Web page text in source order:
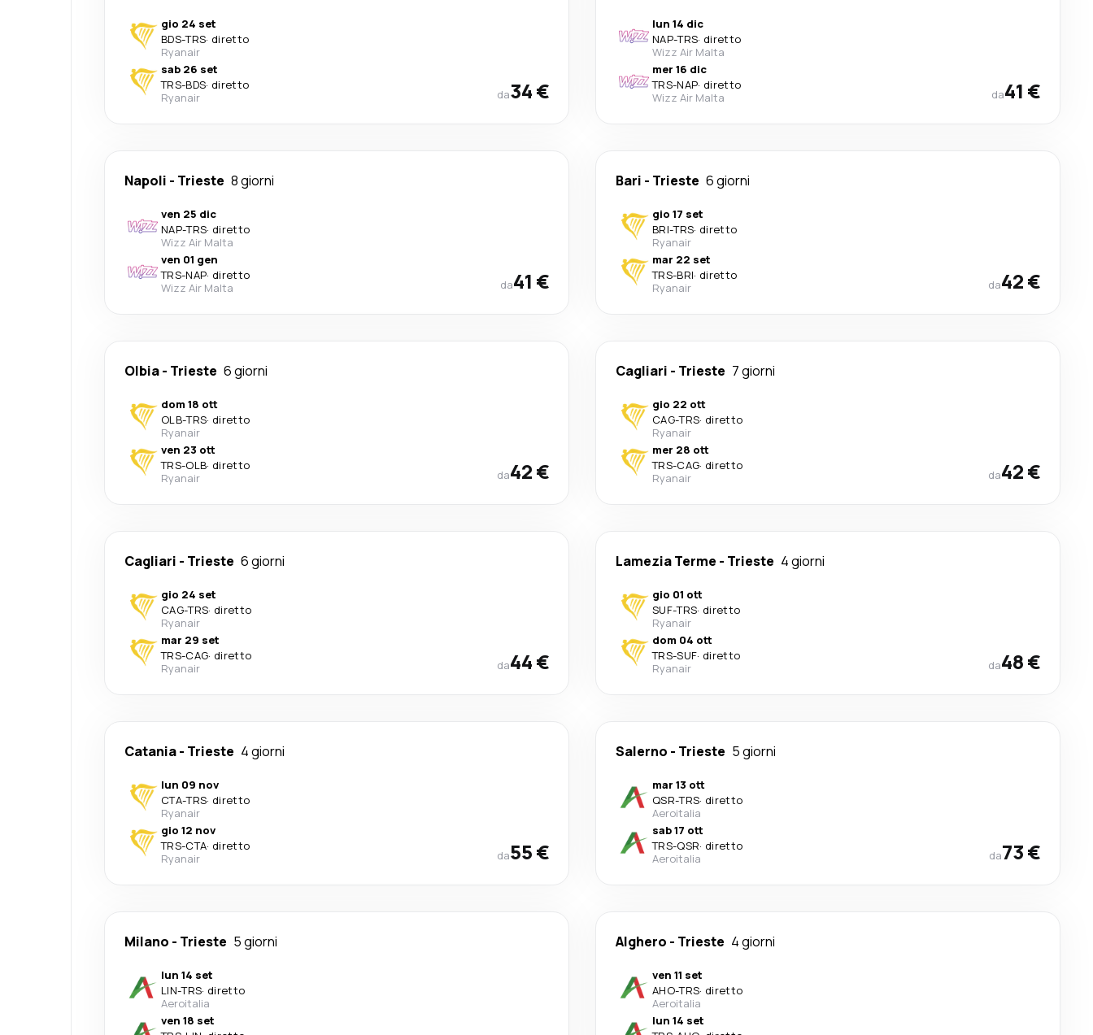
gio 24 set
BDS-TRS· diretto
Ryanair
sab 26 set
TRS-BDS· diretto
Ryanair
da34 €
lun 14 dic
NAP-TRS· diretto
Wizz Air Malta
mer 16 dic
TRS-NAP· diretto
Wizz Air Malta
da41 €
Napoli - Trieste 8 giorni
ven 25 dic
NAP-TRS· diretto
Wizz Air Malta
ven 01 gen
TRS-NAP· diretto
Wizz Air Malta
da41 €
Bari - Trieste 6 giorni
gio 17 set
BRI-TRS· diretto
Ryanair
mar 22 set
TRS-BRI· diretto
Ryanair
da42 €
Olbia- Trieste 6 giorni
dom 18 ott
OLB-TRS· diretto
Ryanair
ven 23 ott
TRS-OLB· diretto
Ryanair
da42 €
Cagliari - Trieste 7 giorni
gio 22 ott
CAG-TRS· diretto
Ryanair
mer 28 ott
TRS-CAG· diretto
Ryanair
da42 €
Cagliari - Trieste 6 giorni
gio 24 set
CAG-TRS· diretto
Ryanair
mar 29 set
TRS-CAG· diretto
Ryanair
da44 €
Lamezia Terme - Trieste 4 giorni
gio 01 ott
SUF-TRS· diretto
Ryanair
dom 04 ott
TRS-SUF· diretto
Ryanair
da48 €
Catania- Trieste 4 giorni
lun 09 nov
CTA-TRS· diretto
Ryanair
gio 12 nov
TRS-CTA· diretto
Ryanair
da55 €
Salerno - Trieste 5 giorni
mar 13 ott
QSR-TRS· diretto
Aeroitalia
sab 17 ott
TRS-QSR· diretto
Aeroitalia
da73 €
Milano - Trieste 5 giorni
lun 14 set
LIN-TRS· diretto
Aeroitalia
ven 18 set
Alghero - Trieste 4 giorni
ven 11 set
AHO-TRS· diretto
Aeroitalia
lun 14 set